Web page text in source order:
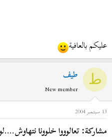
عليكم بالعافية
ط طيف
New member
13 سبتمبر 2004
مشاركة: تعالوووا خلوونا